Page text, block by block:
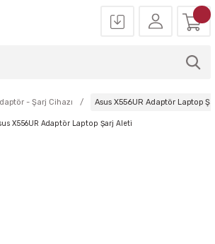
- Şarj Cihazı Asus X556UR Adaptör Laptop